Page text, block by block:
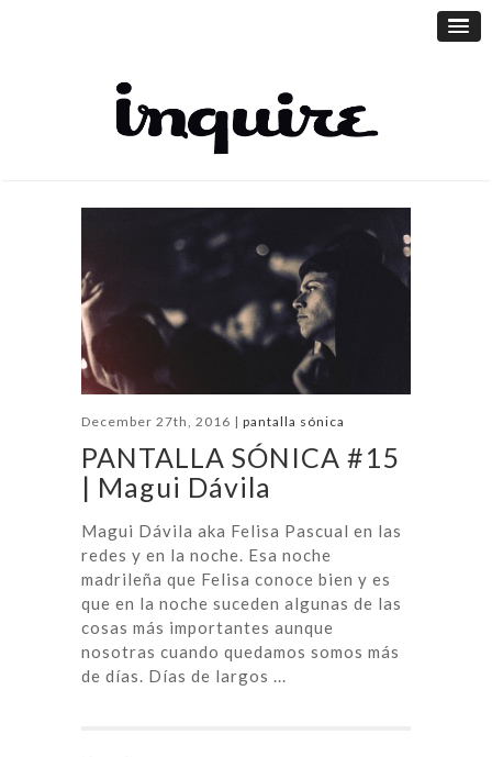
December 27th, 2016 | pantalla sónica
PANTALLA SÓNICA #15
| Magui Dávila
Magui Dávila aka Felisa Pascual en las
redes y en la noche. Esa noche
madrileña que Felisa conoce bien y es
que en la noche suceden algunas de las
cosas más importantes aunque
nosotras cuando quedamos somos más
de días. Días de largos ...